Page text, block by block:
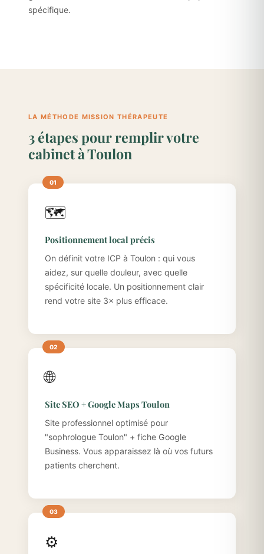
spécifique.
LA MÉTHODE MISSION THÉRAPEUTE
3 étapes pour remplir votre
cabinet à Toulon
🗺️
Positionnement local précis
On définit votre ICP à Toulon : qui vous
aidez, sur quelle douleur, avec quelle
spécificité locale. Un positionnement clair
rend votre site 3× plus efficace.
🌐
Site SEO + Google Maps Toulon
Site professionnel optimisé pour
"sophrologue Toulon" + fiche Google
Business. Vous apparaissez là où vos futurs
patients cherchent.
⚙️